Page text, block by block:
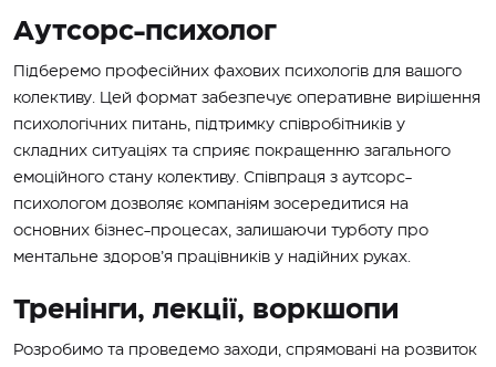
Аутсорс-психолог
Підберемо професійних фахових психологів для вашого
колективу. Цей формат забезпечує оперативне вирішення
психологічних питань, підтримку співробітників у
складних ситуаціях та сприяє покращенню загального
емоційного стану колективу. Співпраця з аутсорс-
психологом дозволяє компаніям зосередитися на
основних бізнес-процесах, залишаючи турботу про
ментальне здоров’я працівників у надійних руках.
Тренінги, лекції, воркшопи
Розробимо та проведемо заходи, спрямовані на розвиток